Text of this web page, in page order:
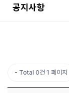
공지사항
Total 0건 1 페이지